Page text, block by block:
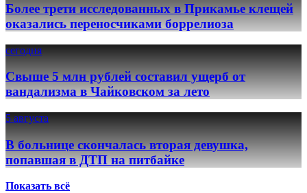
Более трети исследованных в Прикамье клещей
оказались переносчиками боррелиоза
сегодня
Свыше 5 млн рублей составил ущерб от
вандализма в Чайковском за лето
5 августа
В больнице скончалась вторая девушка,
попавшая в ДТП на питбайке
Показать всё